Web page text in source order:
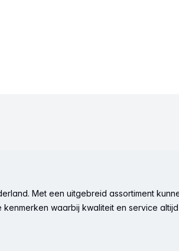
Met een uitgebreid assortiment
waarbij kwaliteit en service